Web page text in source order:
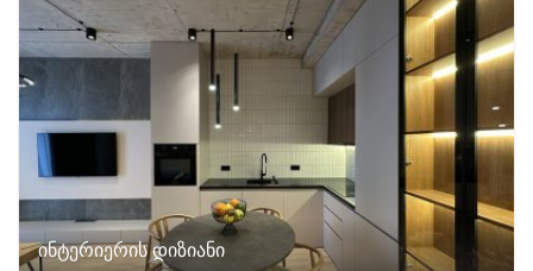
ინტერიერის დიზიანი